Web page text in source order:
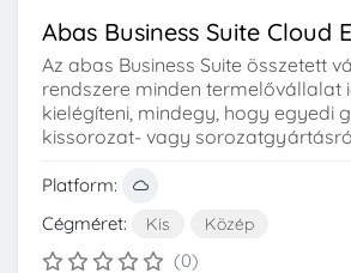
Abas Business Suite Cloud
Az abas Business Suite összetett
rendszere minden termelővállalat
kielégíteni, mindegy, hogy egyedi
kissorozat- vagy
Platform:
Cégméret:
Kis Közép
(0)